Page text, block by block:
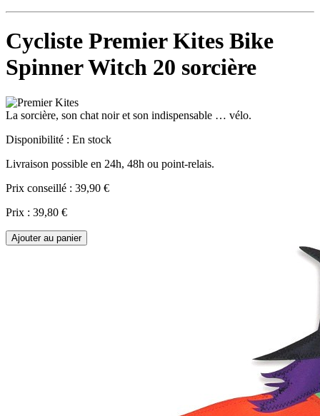
Cycliste Premier Kites Bike
Spinner Witch 20 sorcière
La sorcière, son chat noir et son indispensable … vélo.
Disponibilité : En stock
Livraison possible en 24h, 48h ou point-relais.
Prix conseillé : 39,90 €
Prix : 39,80 €
Ajouter au panier